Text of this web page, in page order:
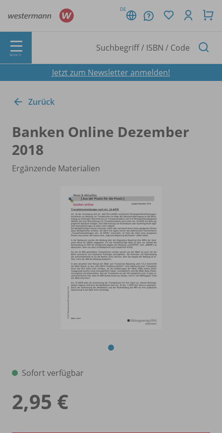
DE
MENÜ
Jetzt zum Newsletter anmelden!
Zurück
Banken Online Dezember
2018
Ergänzende Materialien
Sofort verfügbar
2,95 €